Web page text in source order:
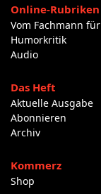
Online-Rubriken
Vom Fachmann
Humorkritik
Audio
Das Heft
Aktuelle Ausgabe
Abonnieren
Archiv
Kommerz
Shop